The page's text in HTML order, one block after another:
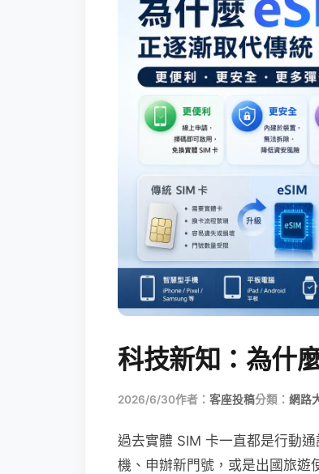
科技新知：為什
2026/6/30作者： 客座投稿分類： 網路
過去實體 SIM 卡一直都是行動
機、申辦新門號，或是出國旅遊